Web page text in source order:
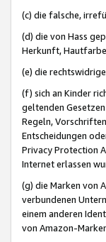
(c) die falsche,
(d) die von Hass
Herkunft,
(e) die
(f) sich an Kinder
geltenden
Regeln,
Entscheidungen
Privacy Protection
Internet erlassen
(g) die Marken von
verbundenen
einem anderen
von Amazon-